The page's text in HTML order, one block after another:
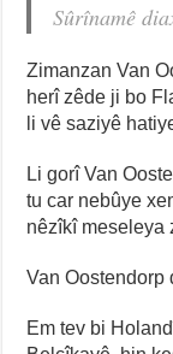
Sûrînamê
Zimanzan Van
herî zêde ji bo
li vê saziyê
Li gorî Van
tu car nebûye
nêzîkî meseleya
Van Oostendorp
Em tev bi